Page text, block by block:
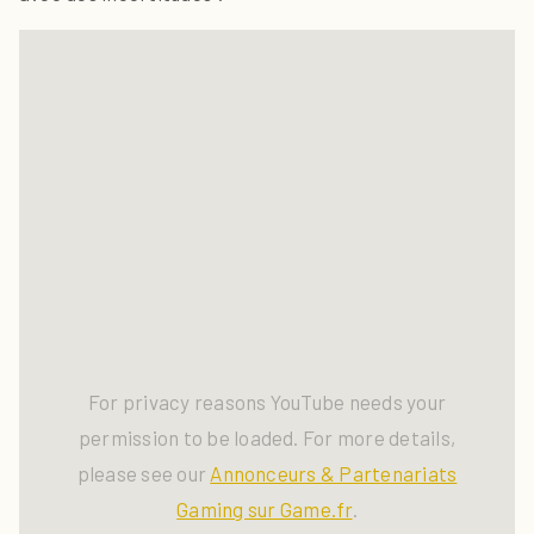
For privacy reasons YouTube needs your
permission to be loaded. For more details,
please see our Annonceurs & Partenariats
Gaming sur Game.fr.